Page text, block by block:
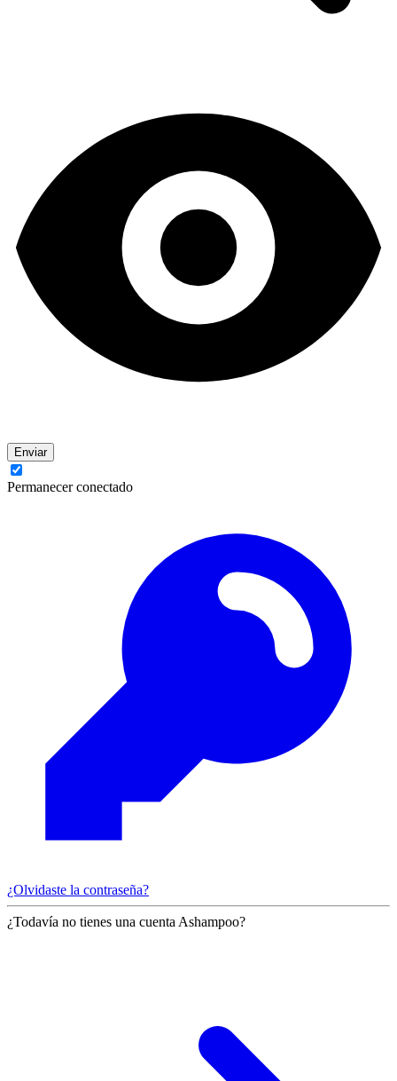
Enviar
Permanecer conectado
¿Olvidaste la contraseña?
¿Todavía no tienes una cuenta Ashampoo?